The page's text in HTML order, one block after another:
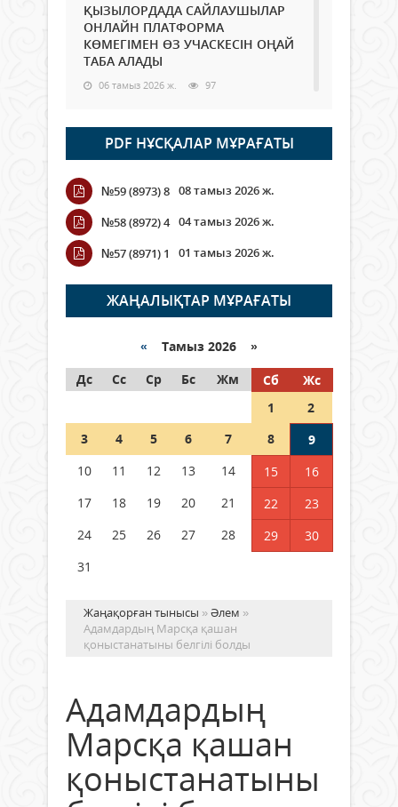
ҚЫЗЫЛОРДАДА САЙЛАУШЫЛАР
ОНЛАЙН ПЛАТФОРМА
КӨМЕГІМЕН ӨЗ УЧАСКЕСІН ОҢАЙ
ТАБА АЛАДЫ
06 тамыз 2026 ж. 97
Open Air: Қызылорда облысы
полиция департаменті 20
мыңнан астам көрерменнің
қауіпсіздігін қамтамасыз етті
06 тамыз 2026 ж.
Wi-Fi ҚАБЫРҒА АРҚЫЛЫ ҚАЛАЙ
ӨТЕДІ?
06 тамыз 2026 ж. 276
граждане Казахстана,
05 тамыз 2026 ж. 157
Шетелде жүрген Қазақстан
азаматтары қалай дауыс бере
PDF НҰСҚАЛАР МҰРАҒАТЫ
№59 (8973) 8 08 тамыз 2026 ж.
№58 (8972) 4 04 тамыз 2026 ж.
№57 (8971) 1
01 тамыз 2026 ж.
ЖАҢАЛЫҚТАР МҰРАҒАТЫ
« Тамыз 2026 »
Дс
Сс Ср Бс Жм Сб
Жс
1
2
3
4 5 6 7 8
9
10
11 12 13 14 15
16
17
18 19 20 21 22
23
24
25 26 27 28 29
30
31
Жаңақорған тынысы »Әлем »
Адамдардың Марсқа қашан
қоныстанатыны белгілі болды
Адамдардың
Марсқа қашан
қоныстанатыны